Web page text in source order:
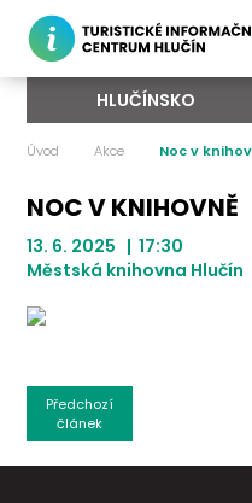
HLUČÍNSKO
Úvod Akce Noc v
NOC V KNIHOVNĚ
13. 6. 2025 | 17:30
Městská knihovna Hlučín
Předchozí
článek